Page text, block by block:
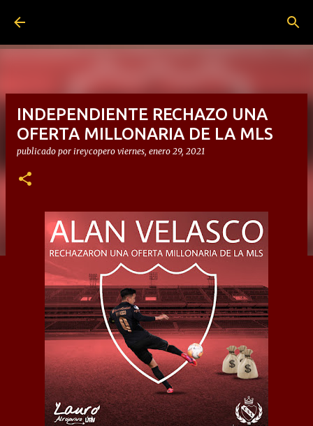
INDEPENDIENTE RECHAZO UNA
OFERTA MILLONARIA DE LA MLS
publicado por ireycopero viernes, enero 29, 2021